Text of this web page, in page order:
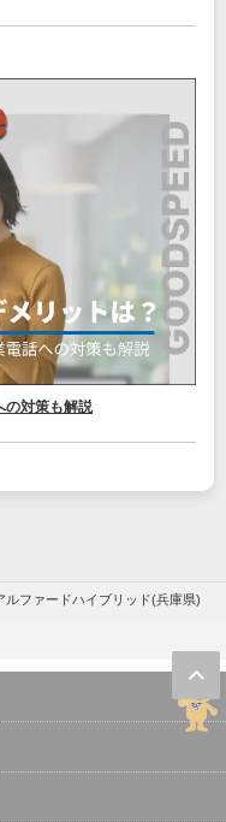
の対策も解説
ルファードハイブリッド(兵庫県)